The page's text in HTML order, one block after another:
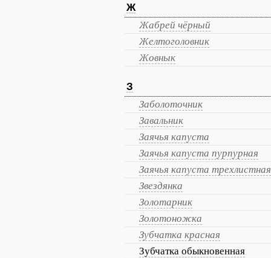
Ж
Жабрей чёрный
Желтоголовник
Жовнык
З
Заболоточник
Завальник
Заячья капуста
Заячья капуста пурпурная
Заячья капуста трехлистная
Звездянка
Золотарник
Золотоножка
Зубчатка красная
Зубчатка обыкновенная